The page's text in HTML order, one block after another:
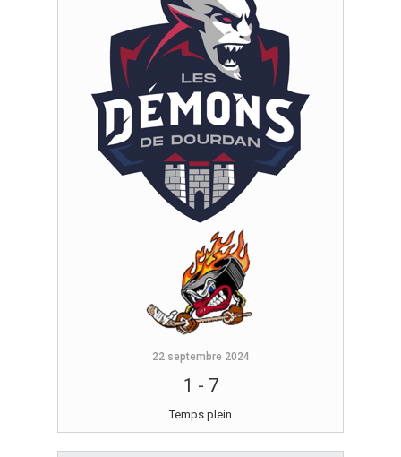
22 septembre 2024
1 - 7
Temps plein